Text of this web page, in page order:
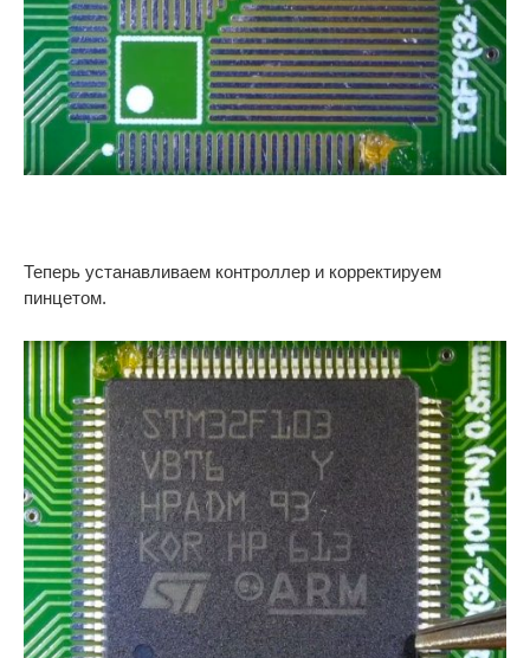
Теперь устанавливаем контроллер и корректируем
пинцетом.